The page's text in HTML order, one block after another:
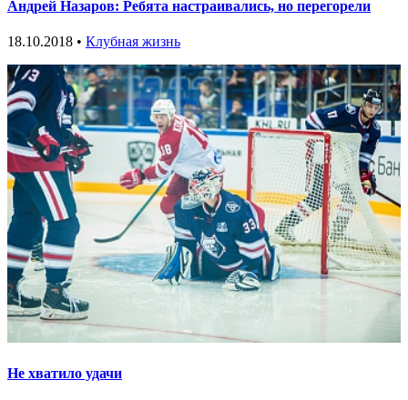
Андрей Назаров: Ребята настраивались, но перегорели
18.10.2018 • Клубная жизнь
Не хватило удачи